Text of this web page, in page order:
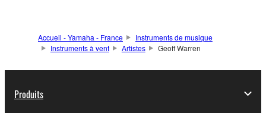
Accueil - Yamaha - France
Instruments de musique
Instruments à vent
Artistes Geoff Warren
Produits